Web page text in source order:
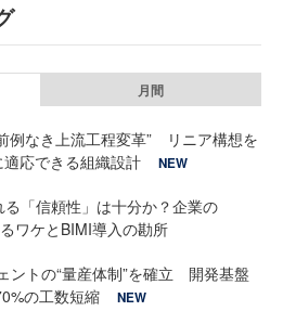
月間
例なき上流工程変革” リニア構想を
応できる組織設計
NEW
る「信頼性」は十分か？企業の
ワケとBIMI導入の勘所
ントの“量産体制”を確立 開発基盤
の工数短縮
NEW